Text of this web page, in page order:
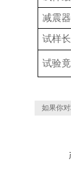
减震
试样
试验
如果你对